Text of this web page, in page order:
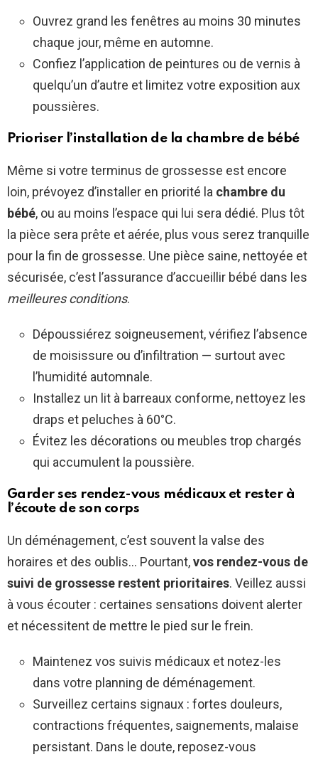
Ouvrez grand les fenêtres au moins 30 minutes
chaque jour, même en automne.
Confiez l’application de peintures ou de vernis à
quelqu’un d’autre et limitez votre exposition aux
poussières.
Prioriser l’installation de la chambre de bébé
Même si votre terminus de grossesse est encore
loin, prévoyez d’installer en priorité la chambre du
bébé, ou au moins l’espace qui lui sera dédié. Plus tôt
la pièce sera prête et aérée, plus vous serez tranquille
pour la fin de grossesse. Une pièce saine, nettoyée et
sécurisée, c’est l’assurance d’accueillir bébé dans les
meilleures conditions.
Dépoussiérez soigneusement, vérifiez l’absence
de moisissure ou d’infiltration — surtout avec
l’humidité automnale.
Installez un lit à barreaux conforme, nettoyez les
draps et peluches à 60°C.
Évitez les décorations ou meubles trop chargés
qui accumulent la poussière.
Garder ses rendez-vous médicaux et rester à
l’écoute de son corps
Un déménagement, c’est souvent la valse des
horaires et des oublis… Pourtant,vos rendez-vous de
suivi de grossesse restent prioritaires. Veillez aussi
à vous écouter : certaines sensations doivent alerter
et nécessitent de mettre le pied sur le frein.
Maintenez vos suivis médicaux et notez-les
dans votre planning de déménagement.
Surveillez certains signaux : fortes douleurs,
contractions fréquentes, saignements, malaise
persistant. Dans le doute, reposez-vous